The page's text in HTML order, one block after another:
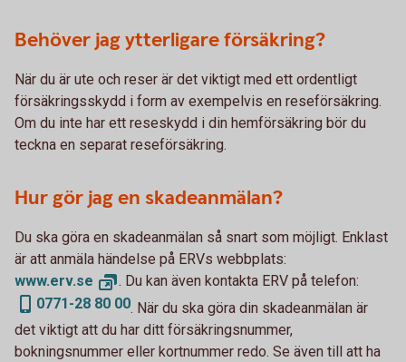
Behöver jag ytterligare försäkring?
När du är ute och reser är det viktigt med ett ordentligt
försäkringsskydd i form av exempelvis en reseförsäkring.
Om du inte har ett reseskydd i din hemförsäkring bör du
teckna en separat reseförsäkring.
Hur gör jag en skadeanmälan?
Du ska göra en skadeanmälan så snart som möjligt. Enklast
är att anmäla händelse på ERVs webbplats:
www.erv.se
. Du kan även kontakta ERV på telefon:
0771-28 80 00. När du ska göra din skadeanmälan är
det viktigt att du har ditt försäkringsnummer,
bokningsnummer eller kortnummer redo. Se även till att ha